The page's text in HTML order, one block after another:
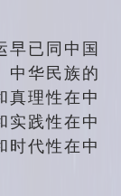
已同中国
中华民族的
真理性在中
实践性在中
时代性在中